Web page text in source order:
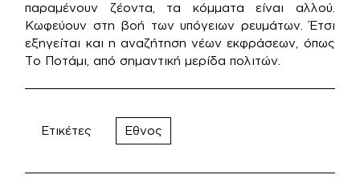
παραμένουν ζέοντα, τα κόμματα είναι αλλού.
Κωφεύουν στη βοή των υπόγειων ρευμάτων. Έτσι
εξηγείται και η αναζήτηση νέων εκφράσεων, όπως
Το Ποτάμι, από σημαντική μερίδα πολιτών.
Ετικέτες Εθνος